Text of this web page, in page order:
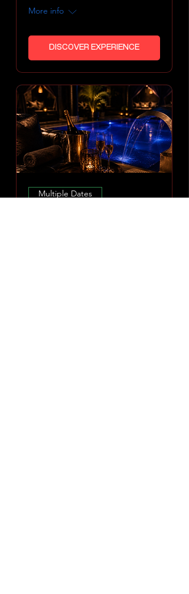
More info
DISCOVER EXPERIENCE
Multiple Dates